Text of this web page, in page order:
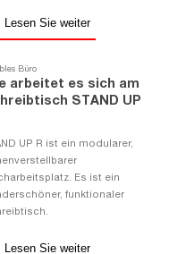
Lesen Sie weiter
Büro
arbeitet es sich am
STAND UP
UP R ist ein modularer,
Es ist ein
funktionaler
Lesen Sie weiter